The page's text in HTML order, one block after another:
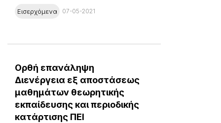
Εισερχόμενα 07-05-2021
Ορθή επανάληψη
Διενέργεια εξ αποστάσεως
μαθημάτων θεωρητικής
εκπαίδευσης και περιοδικής
κατάρτισης ΠΕΙ